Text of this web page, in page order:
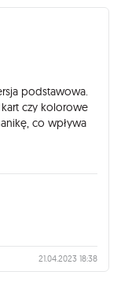
podstawowa.
czy kolorowe
co wpływa
21.04.2023 18:38